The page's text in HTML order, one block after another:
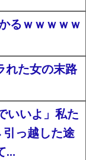
るｗｗｗｗｗ
れた女の末路
いいよ」私た
っ越した途
…